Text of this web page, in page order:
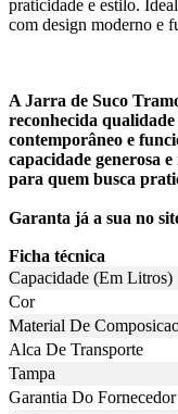
praticidade e estilo.
com design moderno e
A Jarra de Suco
reconhecida
contemporâneo e
capacidade generosa
para quem busca
Garanta já a sua no
Ficha técnica
Capacidade (Em Litros)
Cor
Material De
Alca De Transporte
Tampa
Garantia Do Fornecedor